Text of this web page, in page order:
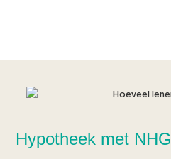
Hypotheek met NHG